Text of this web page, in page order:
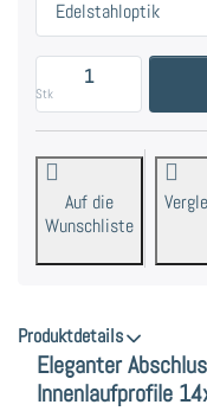
Stk
Auf die
Wunschliste
Produktdetails
Eleganter
Innenlaufprofile